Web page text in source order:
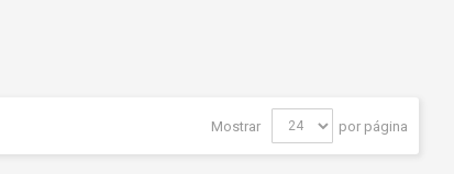
Mostrar por página